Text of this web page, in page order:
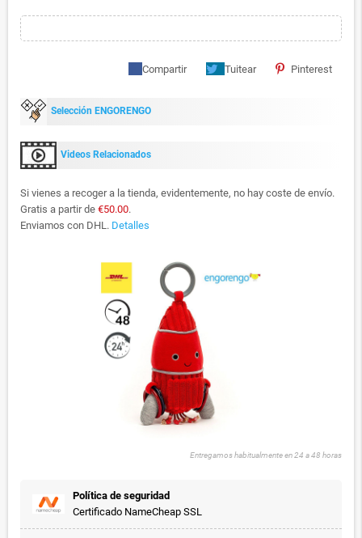
Compartir Tuitear Pinterest
Selección ENGORENGO
Videos Relacionados
Si vienes a recoger a la tienda, evidentemente, no hay coste de envío.
Gratis a partir de €50.00.
Enviamos con DHL. Detalles
Entregamos habitualmente en 24 a 48 horas
Política de seguridad
Certificado NameCheap SSL